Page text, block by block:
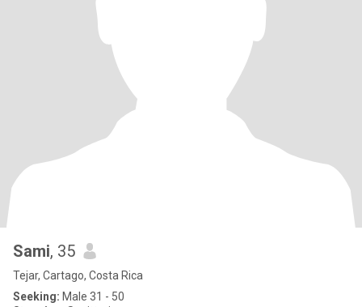
Sami, 35
Tejar, Cartago, Costa Rica
Seeking: Male 31 - 50